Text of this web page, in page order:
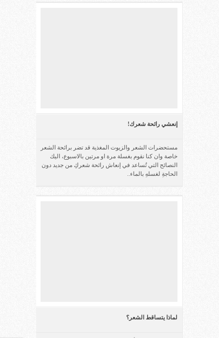
إنعشي رائحة شعرك!
مستحضرات الشعر والزيوت المغذية قد تضر برائحة الشعر
خاصة وان كنا نقوم بغسلة مرة او مرتين بالاسبوع، اليك
النصائح التي تُساعد في إنعاش رائحة شعركِ من جديد دون
الحاجةِ لغسلهِ بالماء..
لماذا يتساقط الشعر؟